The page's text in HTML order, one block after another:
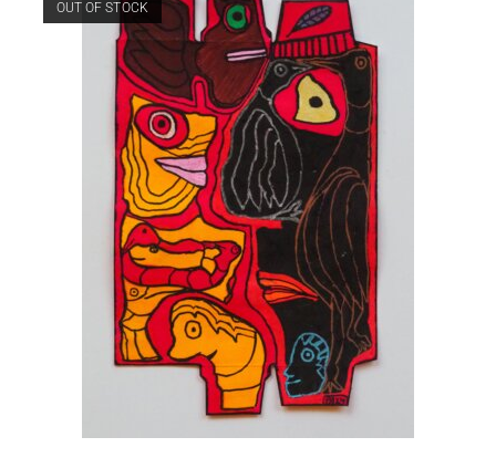
OUT OF STOCK